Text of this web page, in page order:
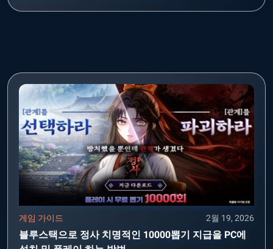
게임 가이드 2월 19, 2026
블루스택으로 정사 치명적인 10000뽑기 지급을 PC에